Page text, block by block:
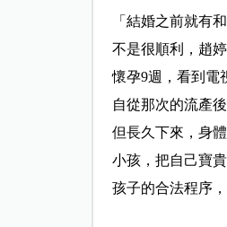
「結婚之前就有
不是很順利，趙
懷孕9週，看到電
自從那次的流產
但長久下來，身
小孩，把自己寶
孩子的合法程序